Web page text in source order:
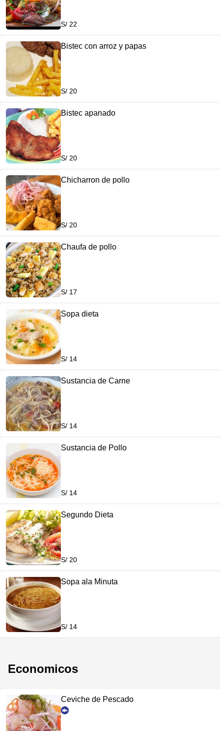
S/ 22
Bistec con arroz y papas
S/ 20
Bistec apanado
S/ 20
Chicharron de pollo
S/ 20
Chaufa de pollo
S/ 17
Sopa dieta
S/ 14
Sustancia de Carne
S/ 14
Sustancia de Pollo
S/ 14
Segundo Dieta
S/ 20
Sopa ala Minuta
S/ 14
Economicos
Ceviche de Pescado